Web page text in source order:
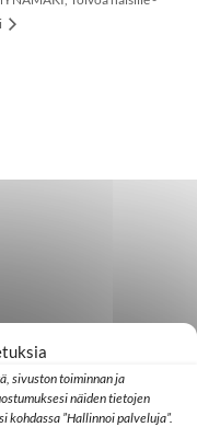
sivuston toiminnan ja
näiden tietojen
”Hallinnoi palveluja”.